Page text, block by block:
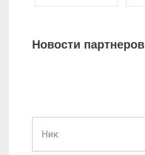
Новости партнеров